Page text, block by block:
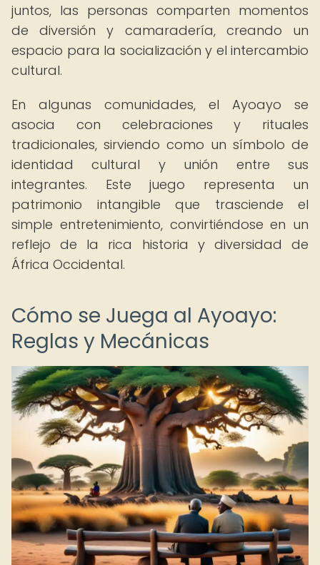
juntos, las personas comparten momentos
de diversión y camaradería, creando un
espacio para la socialización y el intercambio
cultural.
En algunas comunidades, el Ayoayo se
asocia con celebraciones y rituales
tradicionales, sirviendo como un símbolo de
identidad cultural y unión entre sus
integrantes. Este juego representa un
patrimonio intangible que trasciende el
simple entretenimiento, convirtiéndose en un
reflejo de la rica historia y diversidad de
África Occidental.
Cómo se Juega al Ayoayo:
Reglas y Mecánicas